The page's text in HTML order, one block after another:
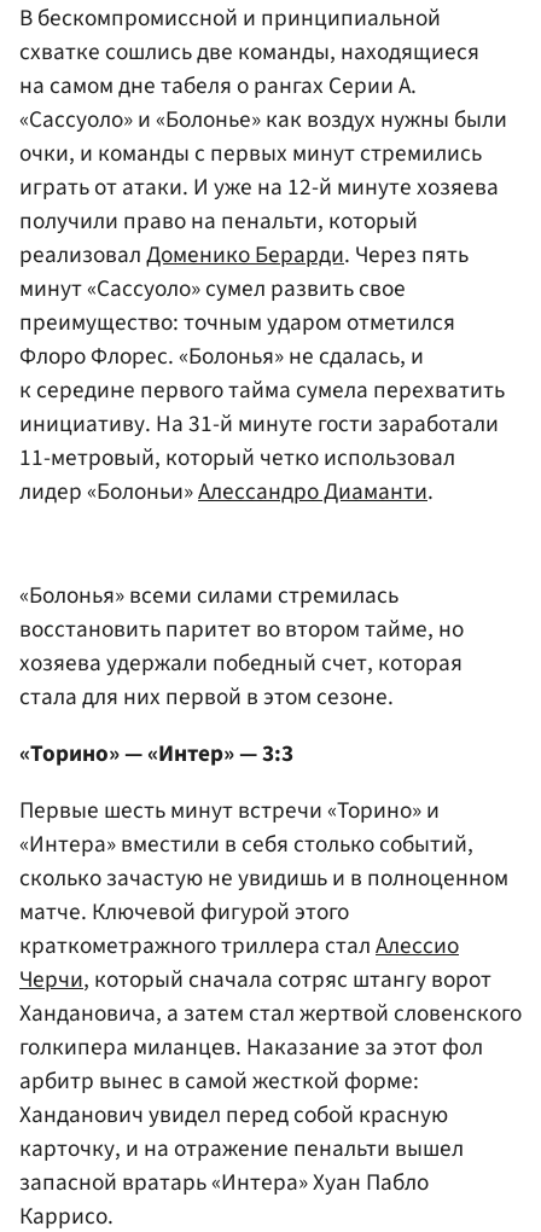
В бескомпромиссной и принципиальной
схватке сошлись две команды, находящиеся
на самом дне табеля о рангах Серии А.
«Сассуоло» и «Болонье» как воздух нужны были
очки, и команды с первых минут стремились
играть от атаки. И уже на 12-й минуте хозяева
получили право на пенальти, который
реализовалДоменико Берарди. Через пять
минут «Сассуоло» сумел развить свое
преимущество: точным ударом отметился
Флоро Флорес. «Болонья» не сдалась, и
к середине первого тайма сумела перехватить
инициативу. На 31-й минуте гости заработали
11-метровый, который четко использовал
лидер «Болоньи»Алессандро Диаманти.
«Болонья» всеми силами стремилась
восстановить паритет во втором тайме, но
хозяева удержали победный счет, которая
стала для них первой в этом сезоне.
«Торино» — «Интер» — 3:3
Первые шесть минут встречи «Торино» и
«Интера» вместили в себя столько событий,
сколько зачастую не увидишь и в полноценном
матче. Ключевой фигурой этого
краткометражного триллера сталАлессио
Черчи, который сначала сотряс штангу ворот
Хандановича, а затем стал жертвой словенского
голкипера миланцев. Наказание за этот фол
арбитр вынес в самой жесткой форме:
Ханданович увидел перед собой красную
карточку, и на отражение пенальти вышел
запасной вратарь «Интера» Хуан Пабло
Каррисо.